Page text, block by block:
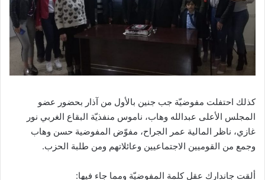
كذلك احتفلت مفوضيّة جب جنين بالأول من آذار بحضور عضو
المجلس الأعلى عبدالله وهاب، ناموس منفذيّة البقاع الغربي نور
غازي، ناظر المالية عمر الجراح، مفوّض المفوضية حسن وهاب
وجمع من القوميين الاجتماعيين وعائلاتهم ومن طلبة الحزب.
ألقت جاندارك عقل كلمة المفوضيّة ومما جاء فيها: